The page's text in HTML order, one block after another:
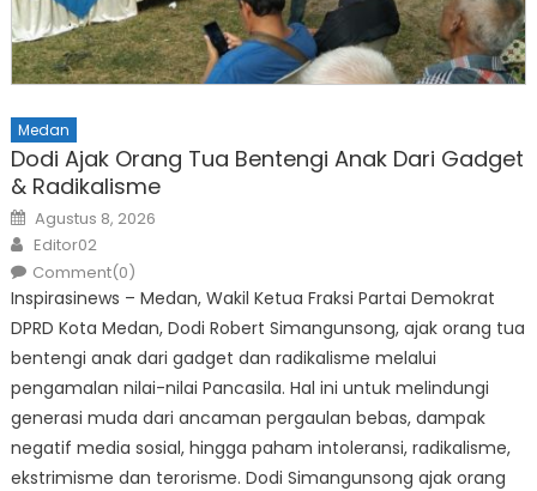
Medan
Dodi Ajak Orang Tua Bentengi Anak Dari Gadget
& Radikalisme
Posted
on
Agustus 8, 2026
Author
Editor02
Comment(0)
Inspirasinews – Medan, Wakil Ketua Fraksi Partai Demokrat
DPRD Kota Medan, Dodi Robert Simangunsong, ajak orang tua
bentengi anak dari gadget dan radikalisme melalui
pengamalan nilai-nilai Pancasila. Hal ini untuk melindungi
generasi muda dari ancaman pergaulan bebas, dampak
negatif media sosial, hingga paham intoleransi, radikalisme,
ekstrimisme dan terorisme. Dodi Simangunsong ajak orang